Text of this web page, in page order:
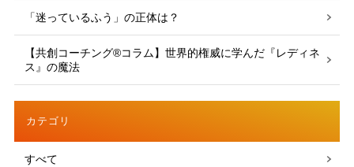
「迷っているふう」の正体は？
【共創コーチング®︎コラム】世界的権威に学んだ『レディネ
ス』の魔法
カテゴリ
すべて